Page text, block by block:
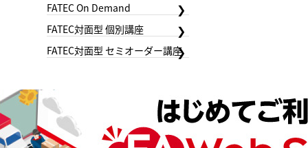
FATEC On Demand
FATEC対面型 個別講座
FATEC対面型 セミオーダー講座